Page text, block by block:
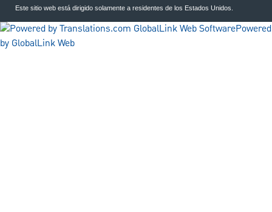
Este sitio web está dirigido solamente a residentes de los Estados Unidos.
Powered
by GlobalLink Web